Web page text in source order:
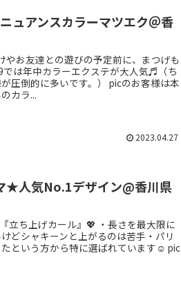
ュアンスカラーマツエク＠香
お友達との遊びの予定前に、まつげも
は年中カラーエクステが大人気♬（ち
圧倒的に多いです。） picのお客様は本
カラ...
2023.04.27
★人気No.1デザイン@香川県
立ち上げカール』💖 ・長さを最大限に
どシャキーンと上がるのは苦手・パリ
という方から特に選ばれています☺️ pic